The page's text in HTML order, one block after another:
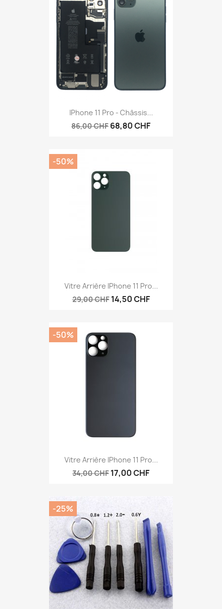
IPhone 11 Pro - Châssis...
86,00 CHF 68,80 CHF
Vitre Arrière IPhone 11 Pro...
29,00 CHF 14,50 CHF
-50%
Vitre Arrière IPhone 11 Pro...
34,00 CHF 17,00 CHF
-50%
-25%